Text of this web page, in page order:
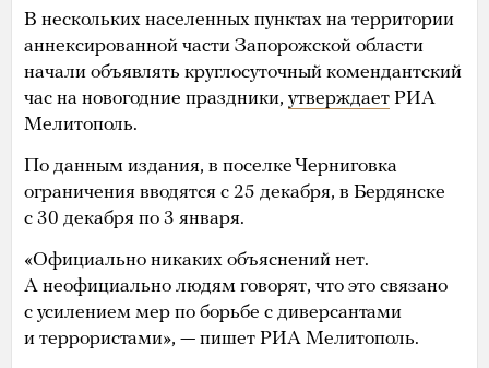
В нескольких населенных пунктах на территории
аннексированной части Запорожской области
начали объявлять круглосуточный комендантский
час на новогодние праздники, утверждает РИА
Мелитополь.
По данным издания, в поселке Черниговка
ограничения вводятся с 25 декабря, в Бердянске
с 30 декабря по 3 января.
«Официально никаких объяснений нет.
А неофициально людям говорят, что это связано
с усилением мер по борьбе с диверсантами
и террористами», — пишет РИА Мелитополь.